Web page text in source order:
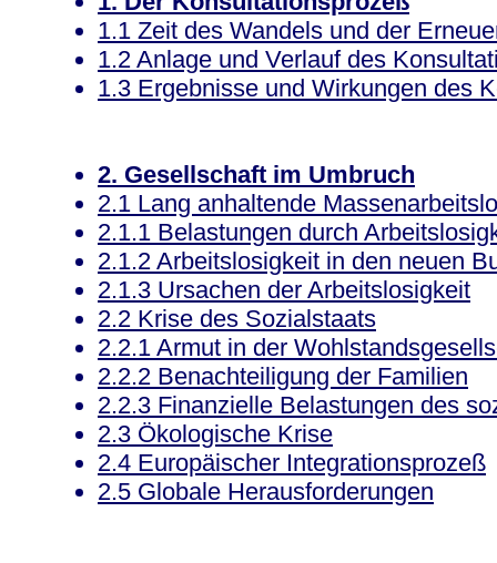
1.1 Zeit des Wandels und der
1.2 Anlage und Verlauf des
1.3 Ergebnisse und Wirkungen des
2. Gesellschaft im Umbruch
2.1 Lang anhaltende
2.1.1 Belastungen durch
2.1.2 Arbeitslosigkeit in den neuen
2.1.3 Ursachen der Arbeitslosigkeit
2.2 Krise des Sozialstaats
2.2.1 Armut in der
2.2.2 Benachteiligung der Familien
2.2.3 Finanzielle Belastungen des
2.3 Ökologische Krise
2.4 Europäischer Integrationsprozeß
2.5 Globale Herausforderungen